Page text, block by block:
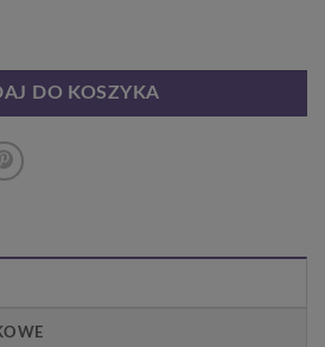
(pstrolistna) P9/C1
DO KOSZYKA